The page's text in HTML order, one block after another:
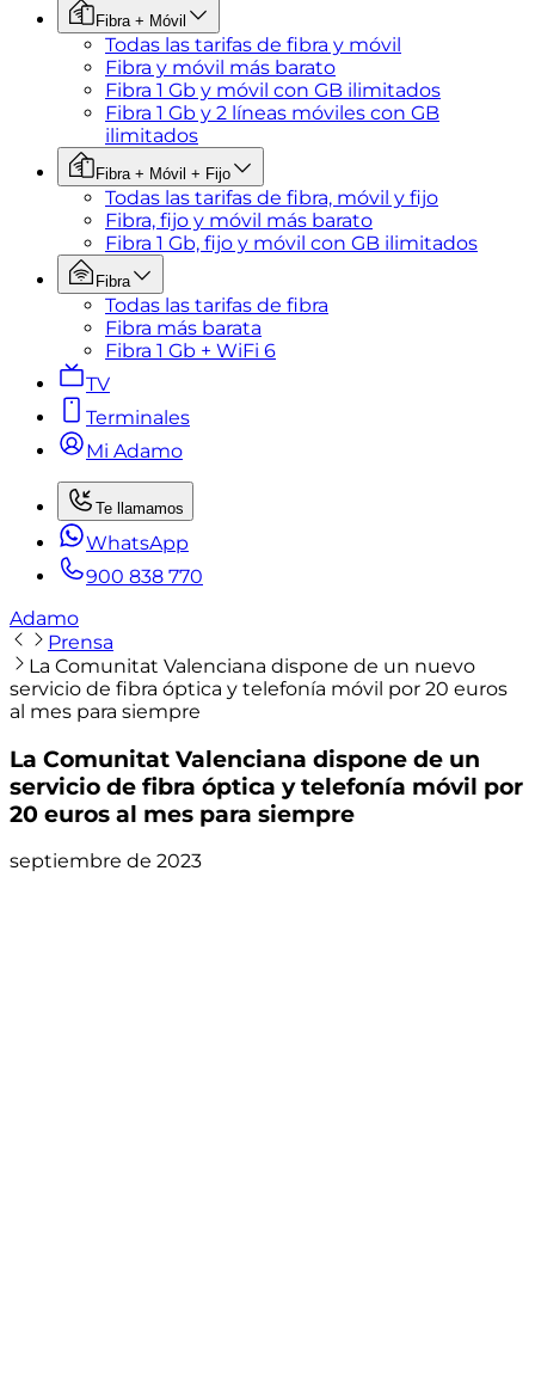
Fibra + Móvil
Todas las tarifas de fibra y móvil
Fibra y móvil más barato
Fibra 1 Gb y móvil con GB ilimitados
Fibra 1 Gb y 2 líneas móviles con GB
ilimitados
Fibra + Móvil + Fijo
Todas las tarifas de fibra, móvil y fijo
Fibra, fijo y móvil más barato
Fibra 1 Gb, fijo y móvil con GB ilimitados
Fibra
Todas las tarifas de fibra
Fibra más barata
Fibra 1 Gb + WiFi 6
TV
Terminales
Mi Adamo
Te llamamos
WhatsApp
900 838 770
Adamo
Prensa
La Comunitat Valenciana dispone de un nuevo
servicio de fibra óptica y telefonía móvil por 20 euros
al mes para siempre
La Comunitat Valenciana dispone de un
servicio de fibra óptica y telefonía móvil por
20 euros al mes para siempre
septiembre de 2023